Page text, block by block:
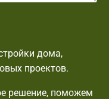
дома,
проектов.
решение, поможем